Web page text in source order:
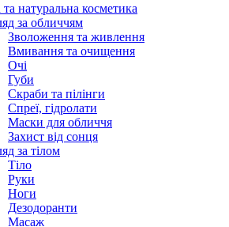
натуральна косметика
за обличчям
Зволоження та живлення
Вмивання та очищення
Очі
Губи
Скраби та пілінги
Спреї, гідролати
Маски для обличчя
Захист від сонця
за тілом
Тіло
Руки
Ноги
Дезодоранти
Масаж